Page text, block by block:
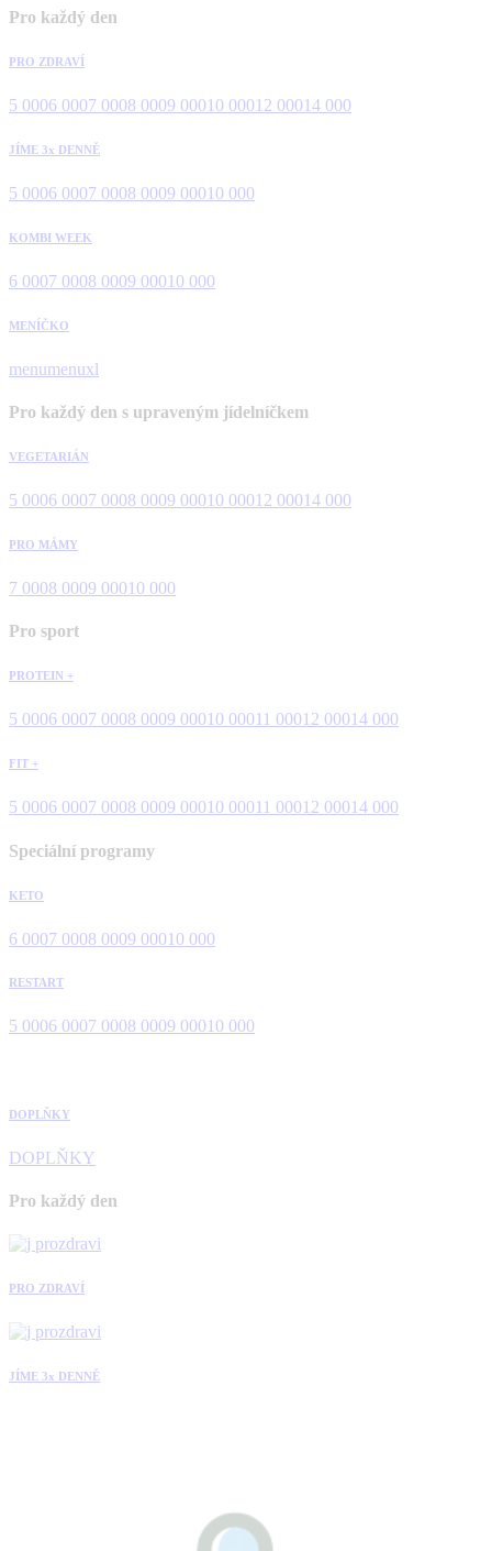
Pro každý den
PRO ZDRAVÍ
5 0006 0007 0008 0009 00010 00012 00014 000
JÍME 3x DENNĚ
5 0006 0007 0008 0009 00010 000
KOMBI WEEK
6 0007 0008 0009 00010 000
MENÍČKO
menumenuxl
Pro každý den s upraveným jídelníčkem
VEGETARIÁN
5 0006 0007 0008 0009 00010 00012 00014 000
PRO MÁMY
7 0008 0009 00010 000
Pro sport
PROTEIN +
5 0006 0007 0008 0009 00010 00011 00012 00014 000
FIT +
5 0006 0007 0008 0009 00010 00011 00012 00014 000
Speciální programy
KETO
6 0007 0008 0009 00010 000
RESTART
5 0006 0007 0008 0009 00010 000
DOPLŇKY
DOPLŇKY
Pro každý den
PRO ZDRAVÍ
JÍME 3x DENNĚ